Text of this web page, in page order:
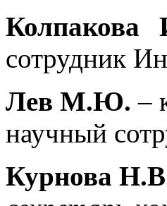
Колпакова
сотрудник
Лев М.Ю. –
научный
Курнова